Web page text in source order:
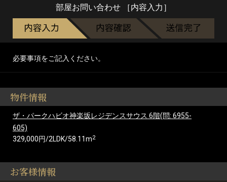
部屋お問い合わせ ［内容入力］
必要事項をご記入ください。
物件情報
ザ・パークハビオ神楽坂レジデンスサウス 6階(問: 6955-
605)
329,000円/2LDK/58.11m2
お客様情報